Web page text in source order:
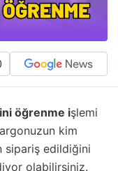
öğrenme işlemi
kim
sipariş edildiğini
olabilirsiniz.